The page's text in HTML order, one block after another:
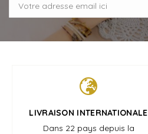
LIVRAISON INTERNATIONALE
Dans 22 pays depuis la